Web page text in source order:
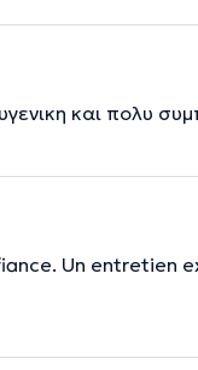
και πολυ
Un entretien